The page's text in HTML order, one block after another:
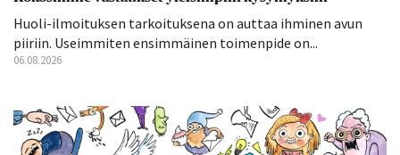
Huoli-ilmoituksen tarkoituksena on auttaa ihminen avun
piiriin. Useimmiten ensimmäinen toimenpide on...
06.08.2026